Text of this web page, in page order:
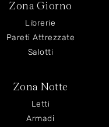
Zona Giorno
Librerie
Pareti Attrezzate
Salotti
Zona Notte
Letti
Armadi